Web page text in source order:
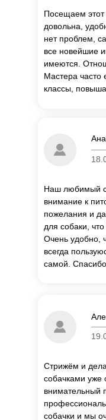
Посещаем этот
довольна,
нет проблем,
все новейшие
имеются.
Мастера часто
классы,
Наш любимый
внимание к
пожелания и
для собаки,
Очень удобно,
всегда
самой.
Стрижём и
собачками уже
внимательный
собачки и мы